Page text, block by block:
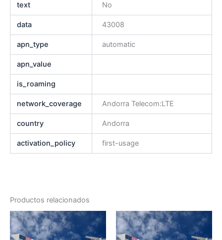
text No
data 43008
apn_type automatic
apn_value
is_roaming
network_coverage Andorra Telecom:LTE
country Andorra
activation_policy first-usage
Productos relacionados